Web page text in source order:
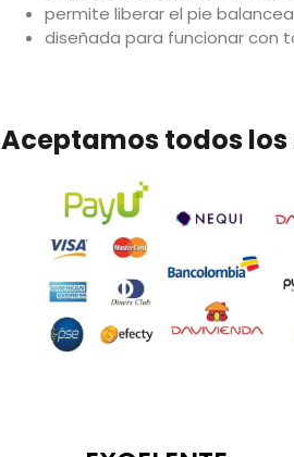
permite liberar el pie
diseñada para funcionar con
Aceptamos todos